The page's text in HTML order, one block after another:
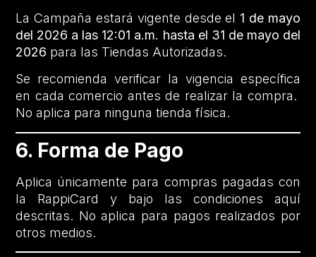
La Campaña estará vigente desde el 1 de mayo
del 2026 a las 12:01 a.m. hasta el 31 de mayo del
2026 para las Tiendas Autorizadas.
Se recomienda verificar la vigencia específica
en cada comercio antes de realizar la compra.
No aplica para ninguna tienda física.
6. Forma de Pago
Aplica únicamente para compras pagadas con
la RappiCard y bajo las condiciones aquí
descritas. No aplica para pagos realizados por
otros medios.